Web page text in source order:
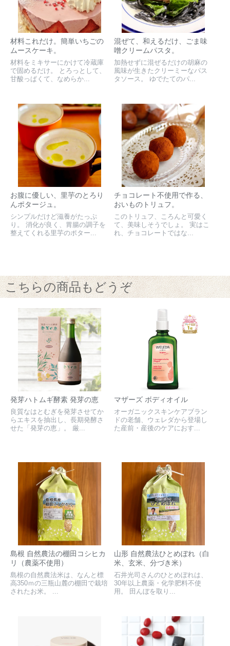
材料これだけ。簡単いちごの
ムースケーキ。
材料をミキサーにかけて冷蔵庫
で固めるだけ。 とろっとして、
甘酸っぱくて、なめらか...
混ぜて、和えるだけ、ごま味
噌クリームパスタ。
加熱せずに混ぜるだけの胡麻の
風味が生きたクリーミーなパス
タソース。 ゆでたてのパ...
お腹に優しい、里芋のとろり
んポタージュ。
シンプルだけど滋養がたっぷ
り。 消化が良く、胃腸の調子を
整えてくれる里芋のポター...
チョコレート不使用で作る、
おいものトリュフ。
このトリュフ、ころんと可愛く
て、美味しそうでしょ。 実はこ
れ、チョコレートではな...
こちらの商品もどうぞ
発芽ハトムギ酵素 発芽の恵
良質なはとむぎを発芽させてか
らエキスを抽出し、長期発酵さ
せた「発芽の恵」。 厳...
マザーズ ボディオイル
オーガニックスキンケアブラン
ドの老舗、ウェレダから登場し
た産前・産後のケアにおす...
島根 自然農法の棚田コシヒカ
リ（農薬不使用）
島根の自然農法米は、なんと標
高350ｍの三瓶山麓の棚田で栽培
されたお米。 ...
山形 自然農法ひとめぼれ（白
米、玄米、分づき米）
石井光司さんのひとめぼれは、
30年以上農薬・化学肥料不使
用。 田んぼを取り...